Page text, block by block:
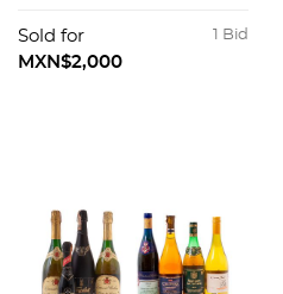
Ronciere Reserva
2006. Piezas: 29
1 Bid
Sold for
MXN$2,000